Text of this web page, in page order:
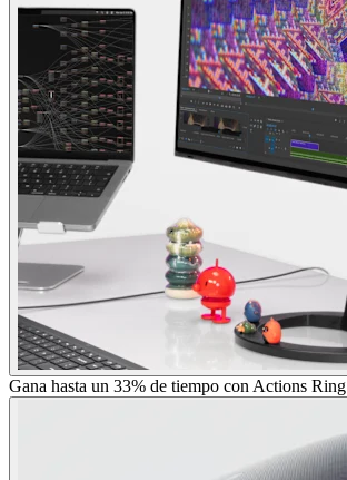
Gana hasta un 33% de tiempo con Actions Ring